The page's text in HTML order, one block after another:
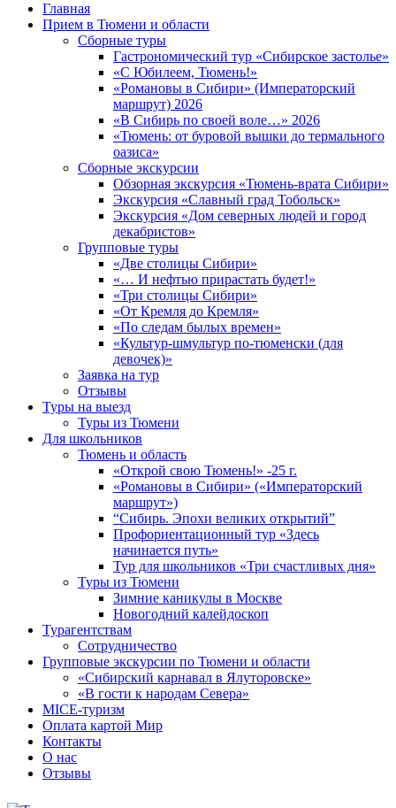
Главная
Прием в Тюмени и области
Сборные туры
Гастрономический тур «Сибирское застолье»
«С Юбилеем, Тюмень!»
«Романовы в Сибири» (Императорский
маршрут) 2026
«В Сибирь по своей воле…» 2026
«Тюмень: от буровой вышки до термального
оазиса»
Сборные экскурсии
Обзорная экскурсия «Тюмень-врата Сибири»
Экскурсия «Славный град Тобольск»
Экскурсия «Дом северных людей и город
декабристов»
Групповые туры
«Две столицы Сибири»
«… И нефтью прирастать будет!»
«Три столицы Сибири»
«От Кремля до Кремля»
«По следам былых времен»
«Культур-шмультур по-тюменски (для
девочек)»
Заявка на тур
Отзывы
Туры на выезд
Туры из Тюмени
Для школьников
Тюмень и область
«Открой свою Тюмень!» -25 г.
«Романовы в Сибири» («Императорский
маршрут»)
“Сибирь. Эпохи великих открытий”
Профориентационный тур «Здесь
начинается путь»
Тур для школьников «Три счастливых дня»
Туры из Тюмени
Зимние каникулы в Москве
Новогодний калейдоскоп
Турагентствам
Сотрудничество
Групповые экскурсии по Тюмени и области
«Сибирский карнавал в Ялуторовске»
«В гости к народам Севера»
MICE-туризм
Оплата картой Мир
Контакты
О нас
Отзывы